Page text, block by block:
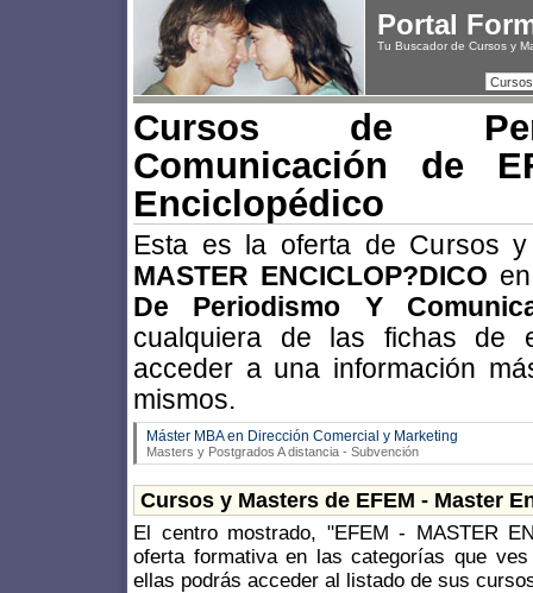
Portal
Tu Buscador de Cursos y
Cursos de
Comunicación de
Enciclopédico
Esta es la oferta de Cursos
MASTER ENCICLOP?DICO
De Periodismo Y
cualquiera de las fichas de
acceder a una información
mismos.
Máster MBA en Dirección Comercial y Marketing
Masters y Postgrados A distancia - Subvención
Cursos y Masters de EFEM - Master
El centro mostrado, "EFEM - MASTER
oferta formativa en las categorías que
ellas podrás acceder al listado de sus